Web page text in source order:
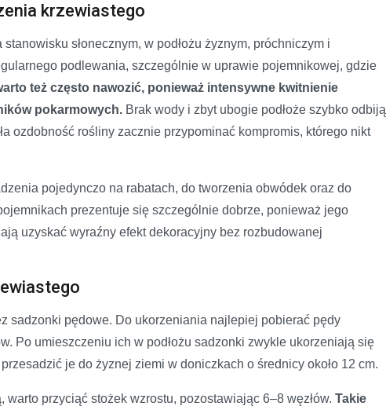
krzewiastego
słonecznym, w podłożu żyznym, próchniczym i
podlewania, szczególnie w uprawie pojemnikowej, gdzie
też często nawozić, ponieważ intensywne kwitnienie
pokarmowych. Brak wody i zbyt ubogie podłoże szybko odbiją
ozdobność rośliny zacznie przypominać kompromis, którego nikt
pojedynczo na rabatach, do tworzenia obwódek oraz do
prezentuje się szczególnie dobrze, ponieważ jego
uzyskać wyraźny efekt dekoracyjny bez rozbudowanej
sadzonki pędowe. Do ukorzeniania najlepiej pobierać pędy
Po umieszczeniu ich w podłożu sadzonki zwykle ukorzeniają się
je do żyznej ziemi w doniczkach o średnicy około 12 cm.
warto przyciąć stożek wzrostu, pozostawiając 6–8 węzłów. Takie